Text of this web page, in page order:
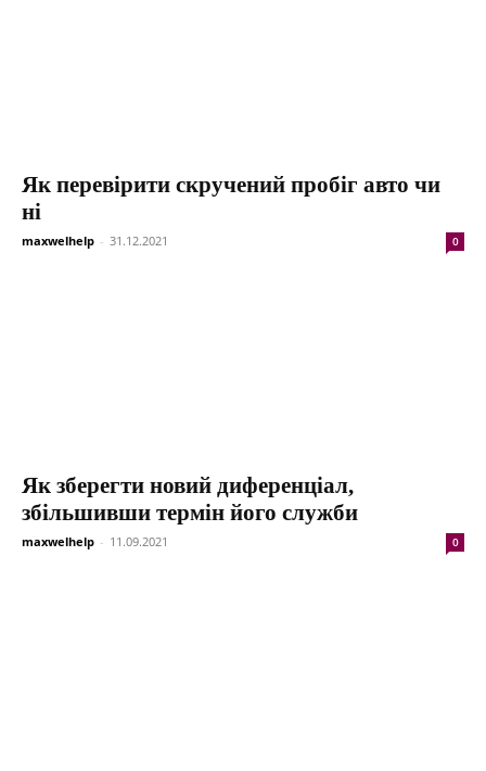
Як перевірити скручений пробіг авто чи
ні
maxwelhelp - 31.12.2021 0
Як зберегти новий диференціал,
збільшивши термін його служби
maxwelhelp - 11.09.2021 0